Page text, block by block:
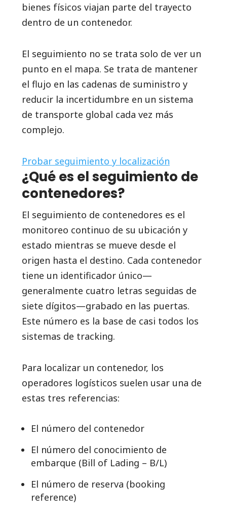
bienes físicos viajan parte del trayecto
dentro de un contenedor.
El seguimiento no se trata solo de ver un
punto en el mapa. Se trata de mantener
el flujo en las cadenas de suministro y
reducir la incertidumbre en un sistema
de transporte global cada vez más
complejo.
Probar seguimiento y localización
¿Qué es el seguimiento de
contenedores?
El seguimiento de contenedores es el
monitoreo continuo de su ubicación y
estado mientras se mueve desde el
origen hasta el destino. Cada contenedor
tiene un identificador único—
generalmente cuatro letras seguidas de
siete dígitos—grabado en las puertas.
Este número es la base de casi todos los
sistemas de tracking.
Para localizar un contenedor, los
operadores logísticos suelen usar una de
estas tres referencias:
El número del contenedor
El número del conocimiento de
embarque (Bill of Lading – B/L)
El número de reserva (booking
reference)